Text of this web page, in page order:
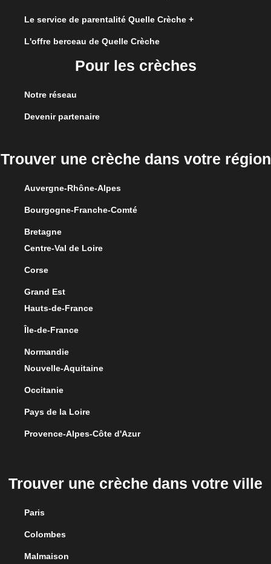
Le service de parentalité Quelle Crèche +
L'offre berceau de Quelle Crèche
Pour les crèches
Notre réseau
Devenir partenaire
Trouver une crèche dans votre région
Auvergne-Rhône-Alpes
Bourgogne-Franche-Comté
Bretagne
Centre-Val de Loire
Corse
Grand Est
Hauts-de-France
Île-de-France
Normandie
Nouvelle-Aquitaine
Occitanie
Pays de la Loire
Provence-Alpes-Côte d'Azur
Trouver une crèche dans votre ville
Paris
Colombes
Malmaison